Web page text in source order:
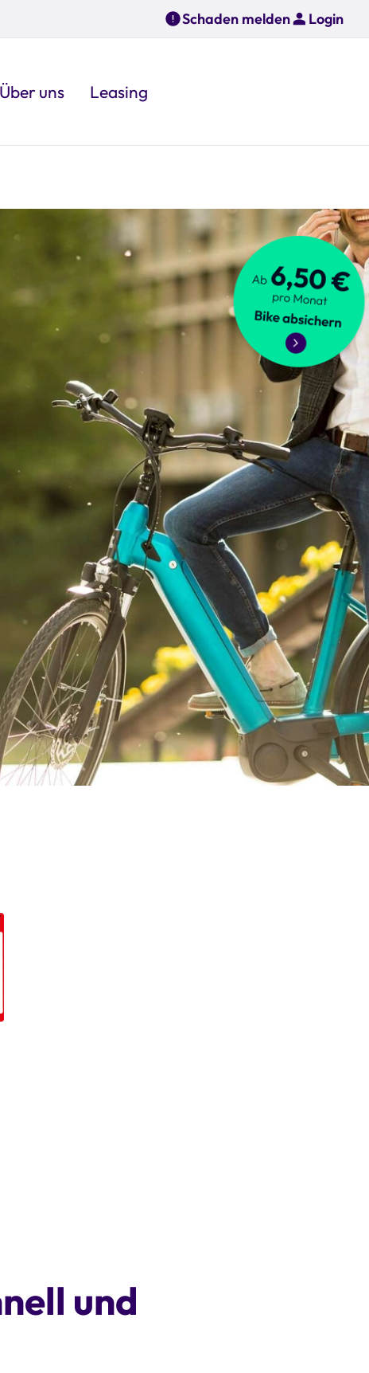
Schaden melden Login
Über uns Leasing
und